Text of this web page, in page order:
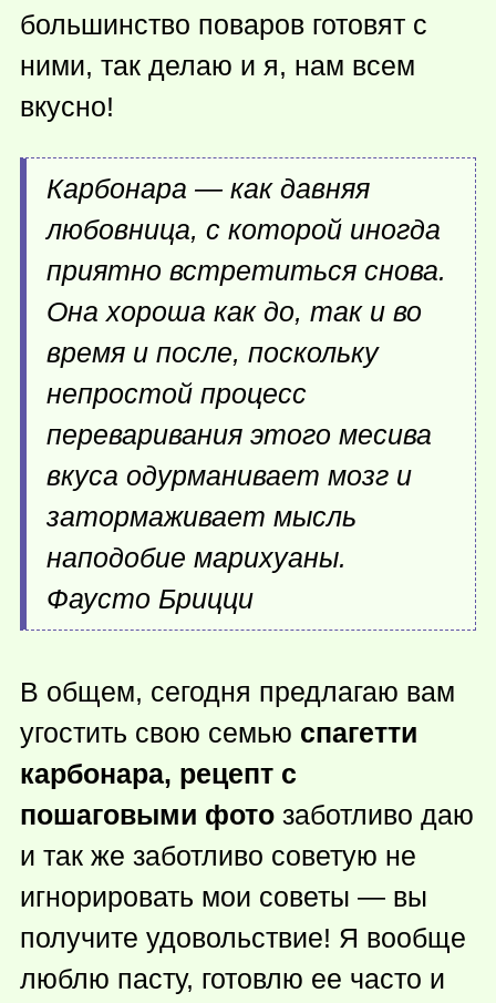
большинство поваров готовят с
ними, так делаю и я, нам всем
вкусно!
Карбонара — как давняя
любовница, с которой иногда
приятно встретиться снова.
Она хороша как до, так и во
время и после, поскольку
непростой процесс
переваривания этого месива
вкуса одурманивает мозг и
затормаживает мысль
наподобие марихуаны.
Фаусто Брицци
В общем, сегодня предлагаю вам
угостить свою семью спагетти
карбонара, рецепт с
пошаговыми фото заботливо даю
и так же заботливо советую не
игнорировать мои советы — вы
получите удовольствие! Я вообще
люблю пасту, готовлю ее часто и